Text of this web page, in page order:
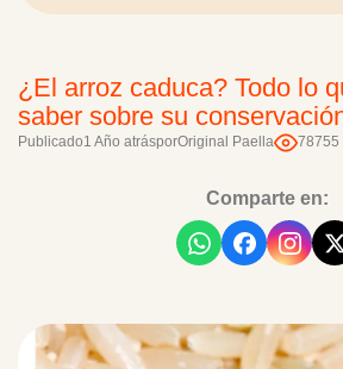
¿El arroz caduca? Todo lo
saber sobre su
Publicado1 Año atrásporOriginal Paella 78755
Comparte en: